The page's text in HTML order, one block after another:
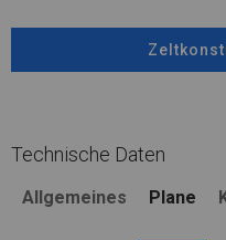
Technische Daten
Allgemeines Plane